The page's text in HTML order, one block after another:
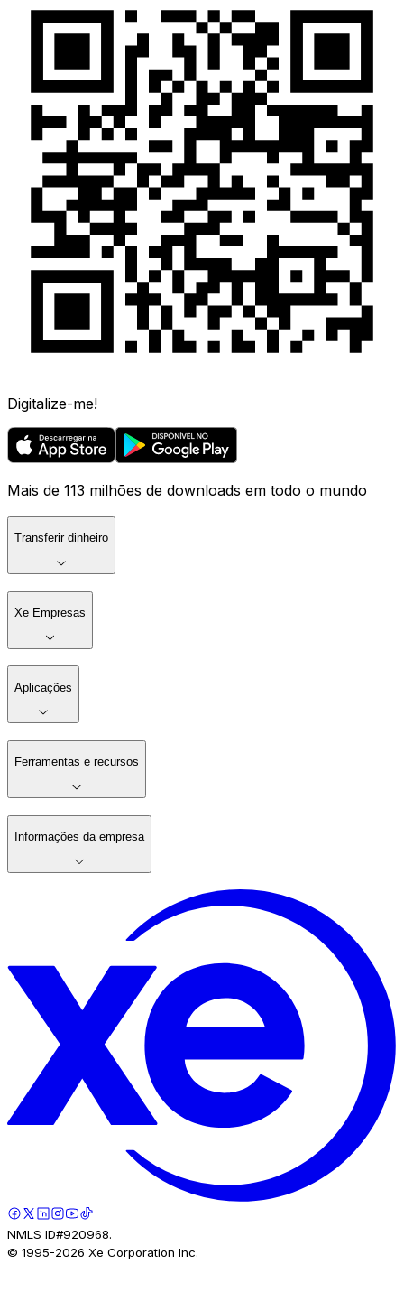
Digitalize-me!
Mais de 113 milhões de downloads em todo o mundo
Transferir dinheiro
Xe Empresas
Aplicações
Ferramentas e recursos
Informações da empresa
NMLS ID#920968.
© 1995-2026 Xe Corporation Inc.